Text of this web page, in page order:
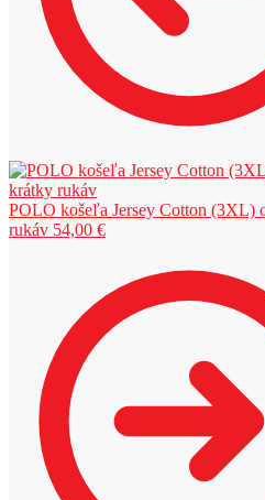
POLO košeľa Jersey Cotton (3XL)
rukáv 54,00 €